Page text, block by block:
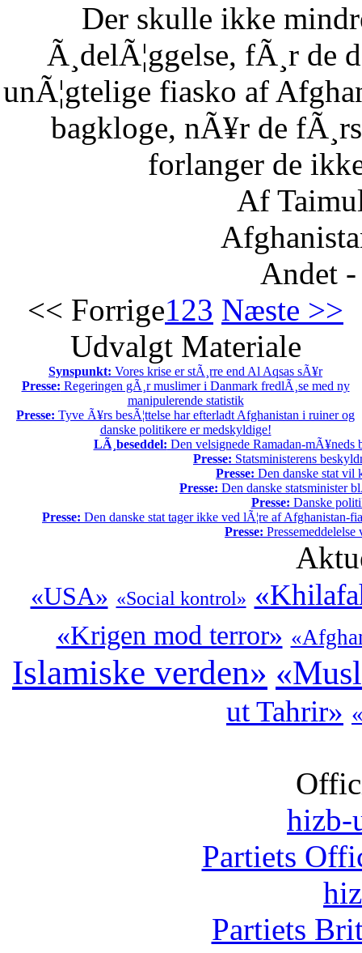
Der skulle ikke
Ã¸delÃ¦ggelse, fÃ¸r de
unÃ¦gtelige fiasko af
bagkloge, nÃ¥r de
forlanger de
Af
Andet
<< Forrige123 Næste >>
Udvalgt Materiale
Synspunkt: Vores krise er stÃ¸rre end Al Aqsas sÃ¥r
Presse: Regeringen gÃ¸r muslimer i Danmark fredlÃ¸se med ny
manipulerende statistik
Presse: Tyve Ã¥rs besÃ¦ttelse har efterladt Afghanistan i ruiner og
danske politikere er medskyldige!
LÃ¸beseddel: Den velsignede Ramadan-mÃ¥neds
Presse: Statsministerens
Presse: Den danske stat vil
Presse: Den danske statsminister
Presse: Danske
Presse: Den danske stat tager ikke ved lÃ¦re af Afghanistan-
Presse:
«USA» «Social kontrol»
«Krigen mod terror»
Islamiske verden»
ut Tahrir»
hizb-
Partiets
Partiets